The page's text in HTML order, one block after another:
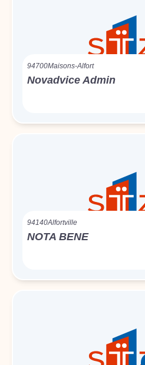
94700Maisons-Alfort
Novadvice Admin
94140Alfortville
NOTA BENE